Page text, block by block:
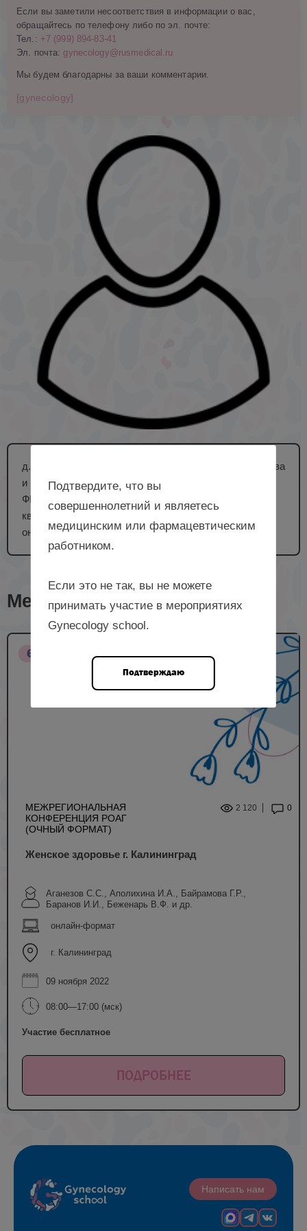
Если вы заметили несоответствия в информации о вас,
обращайтесь по телефону либо по эл. почте:
Тел.: +7 (999) 894-83-41
Эл. почта: gynecology@rusmedical.ru
Мы будем благодарны за ваши комментарии.
[gynecology]
д. м. н., профессор, заведующий кафедрой акушерства
и гинекологии, Институт медицины и наука жизни
ФГАОУ ВО «БФУ им. И. Канта», врач высшей
квалификационной категории, акушер-гинеколог,
онколог, г. Калининград
Мероприятия с лектором
6 НМО
МЕЖРЕГИОНАЛЬНАЯ
КОНФЕРЕНЦИЯ РОАГ
(ОЧНЫЙ ФОРМАТ)
2 120 0
Женское здоровье г. Калининград
Аганезов С.С., Аполихина И.А., Байрамова Г.Р.,
Баранов И.И., Беженарь В.Ф. и др.
онлайн-формат
г. Калининград
09 ноября 2022
08:00—17:00 (мск)
Участие бесплатное
ПОДРОБНЕЕ
Написать нам
Подтвердите, что вы
совершеннолетний и являетесь
медицинским или фармацевтическим
работником.
Если это не так, вы не можете
принимать участие в мероприятиях
Gynecology school.
Подтверждаю